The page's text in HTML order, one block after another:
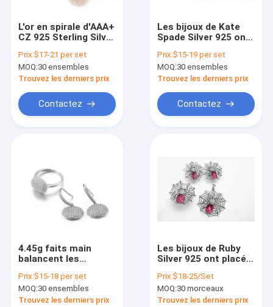
Au sujet de nous
Visite d'usine
nouvelles
L'or en spirale d'AAA+
CZ 925 Sterling Silver
plaqué les boucles
d'oreille argentées
Prix:$17-21 per set
MOQ:30 ensembles
Trouvez les derniers prix
Contactez
Les bijoux de Kate
Spade Silver 925 ont
Sterling Silver Stud
Earrings
Prix:$15-19 per set
MOQ:30 ensembles
Trouvez les derniers prix
Contactez
4.45g faits main
balancent les
argentées de goujon
des boucles d'oreille
S925 pour des
Prix:$15-18 per set
MOQ:30 ensembles
Trouvez les derniers prix
Les bijoux de Ruby
Silver 925 ont placé
Sterling Silver Spider
Pendant
Prix:$18-25/Set
MOQ:30 morceaux
Trouvez les derniers prix